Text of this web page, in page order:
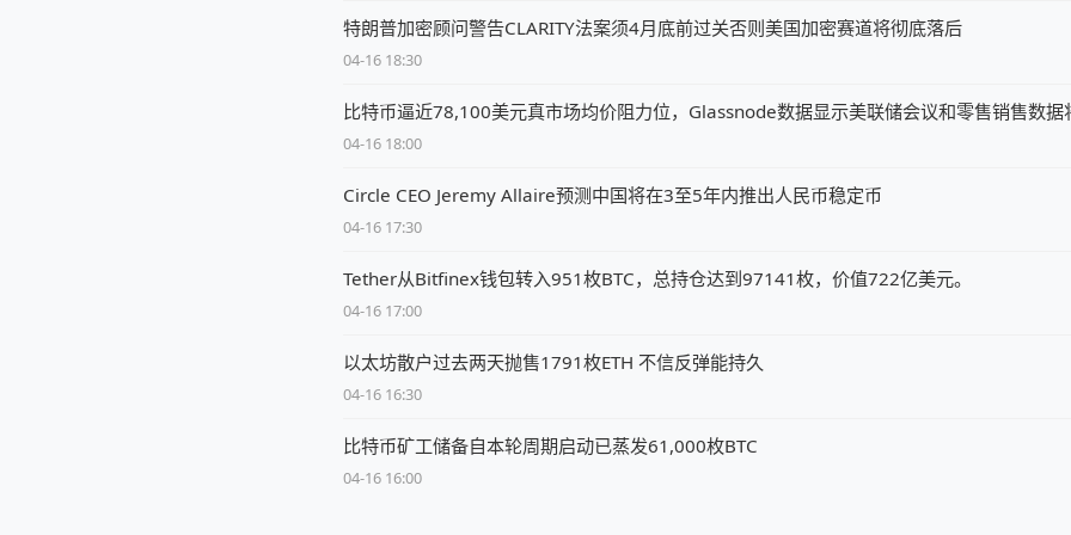
特朗普加密顾问警告CLARITY法案须4月底前过关否则美国加密赛道将彻底落后
04-16 18:30
比特币逼近78,100美元真市场均价阻力位，Glassnode数据显示美联储会议和零售销售数据
04-16 18:00
Circle CEO Jeremy Allaire预测中国将在3至5年内推出人民币稳定币
04-16 17:30
Tether从Bitfinex钱包转入951枚BTC，总持仓达到97141枚，价值722亿美元。
04-16 17:00
以太坊散户过去两天抛售1791枚ETH 不信反弹能持久
04-16 16:30
比特币矿工储备自本轮周期启动已蒸发61,000枚BTC
04-16 16:00